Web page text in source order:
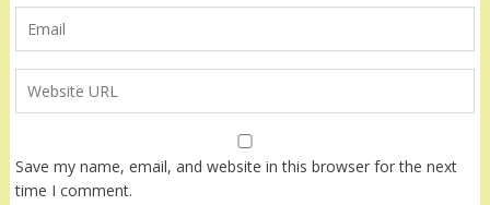
Save my name, email, and website in this browser for the next
time I comment.